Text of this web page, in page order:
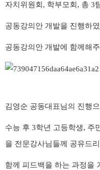
자치위원회, 학부모회, 총 3
공동강의안 개발을 진행하
공동강의안 개발에 함께해
김영순 공동대표님의 진행
수능 후 3학년 고등학생, 주
을 전문강사님들께 공유드
함께 피드백을 하는 과정을